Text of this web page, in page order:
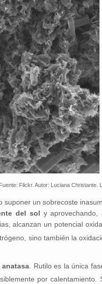
Flickr. Autor: Luciana Christante.
un sobrecoste
del sol y
alcanzan un potencial
sino también la
. Rutilo es la única
por calentamiento.